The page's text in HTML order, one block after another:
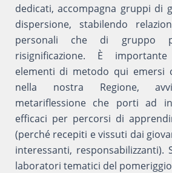
dedicati, accompagna gruppi di
dispersione, stabilendo
personali che di gruppo
risignificazione. È
elementi di metodo qui emersi
nella nostra Regione,
metariflessione che porti ad
efficaci per percorsi di
(perché recepiti e vissuti dai
interessanti, responsabilizzanti).
laboratori tematici del